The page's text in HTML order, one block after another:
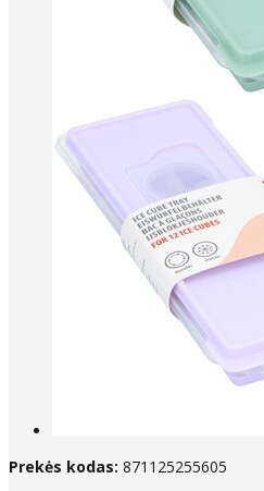
Prekės kodas: 871125255605